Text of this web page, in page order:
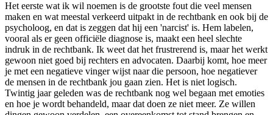
Het eerste wat ik wil noemen is de grootste fout die veel mensen
maken en wat meestal verkeerd uitpakt in de rechtbank en ook bij de
psycholoog, en dat is zeggen dat hij een 'narcist' is. Hem labelen,
vooral als er geen officiële diagnose is, maakt een heel slechte
indruk in de rechtbank. Ik weet dat het frustrerend is, maar het werkt
gewoon niet goed bij rechters en advocaten. Daarbij komt, hoe meer
je met een negatieve vinger wijst naar die persoon, hoe negatiever
de mensen in de rechtbank jou gaan zien. Het is niet logisch.
Twintig jaar geleden was de rechtbank nog wel begaan met emoties
en hoe je wordt behandeld, maar dat doen ze niet meer. Ze willen